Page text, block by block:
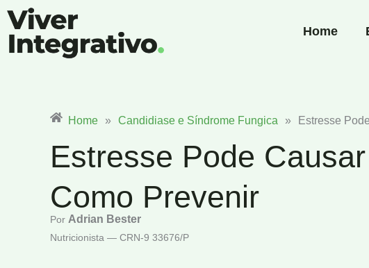
para
Home
Home » Candidiase e Síndrome Fungica » Estresse
Estresse Pode
Como Prevenir
Por Adrian Bester
Nutricionista — CRN-9 33676/P